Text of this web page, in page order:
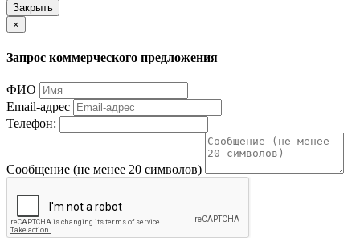
Закрыть
×
Запрос коммерческого предложения
ФИО
Email-адрес
Телефон:
Сообщение (не менее 20 символов)